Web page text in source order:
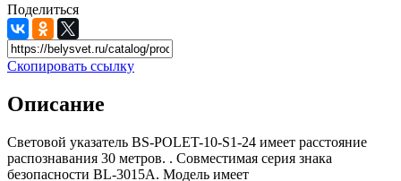
Поделиться
Скопировать ссылку
Описание
Световой указатель BS-POLET-10-S1-24 имеет расстояние
распознавания 30 метров. . Совместимая серия знака
безопасности BL-3015A. Модель имеет